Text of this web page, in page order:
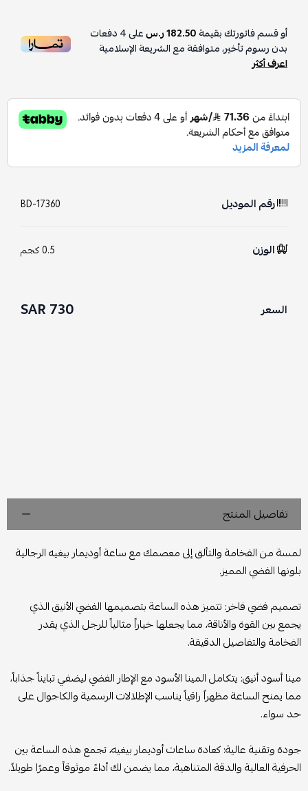
أو قسم فاتورتك بقيمة182.50 ر.س على4دفعات
بدون رسوم تأخير، متوافقة مع الشريعة الإسلامية
اعرف أكثر
رقم الموديل BD-17360
الوزن 0.5 كجم
السعر 730 SAR
تفاصيل المنتج
لمسة من الفخامة والتألق إلى معصمك مع ساعة أوديمار بيغيه الرجالية
بلونها الفضي المميز.
تصميم فضي فاخر: تتميز هذه الساعة بتصميمها الفضي الأنيق الذي
يجمع بين القوة والأناقة، مما يجعلها خياراً مثالياً للرجل الذي يقدر
الفخامة والتفاصيل الدقيقة.
مينا أسود أنيق: يتكامل المينا الأسود مع الإطار الفضي ليضفي تبايناً جذاباً،
مما يمنح الساعة مظهراً راقياً يناسب الإطلالات الرسمية والكاجوال على
حد سواء.
جودة وتقنية عالية: كعادة ساعات أوديمار بيغيه، تجمع هذه الساعة بين
الحرفية العالية والدقة المتناهية، مما يضمن لك أداءً موثوقاً وعمرًا طويلاً.